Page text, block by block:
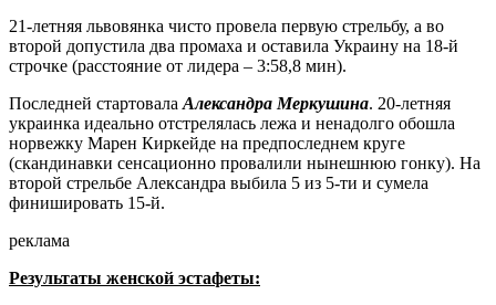
21-летняя львовянка чисто провела первую стрельбу, а во
второй допустила два промаха и оставила Украину на 18-й
строчке (расстояние от лидера – 3:58,8 мин).
Последней стартовалаАлександра Меркушина. 20-летняя
украинка идеально отстрелялась лежа и ненадолго обошла
норвежку Марен Киркейде на предпоследнем круге
(скандинавки сенсационно провалили нынешнюю гонку). На
второй стрельбе Александра выбила 5 из 5-ти и сумела
финишировать 15-й.
реклама
Результаты женской эстафеты: